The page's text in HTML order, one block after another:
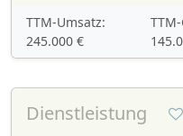
TTM-Umsatz:
245.000 €
Dienstleistung